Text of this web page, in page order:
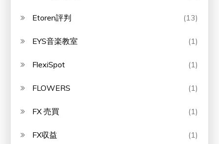
Etoren評判 (13)
EYS音楽教室 (1)
FlexiSpot (1)
FLOWERS (1)
FX 売買 (1)
FX収益 (1)